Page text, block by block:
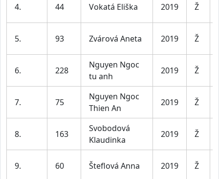
4. 44 Vokatá Eliška 2019 Ž
5. 93 Zvárová Aneta 2019 Ž
6. 228
Nguyen Ngoc
tu anh
2019 Ž
7. 75
Nguyen Ngoc
Thien An
2019 Ž
8. 163
Svobodová
Klaudinka
2019 Ž
9. 60 Šteflová Anna 2019 Ž